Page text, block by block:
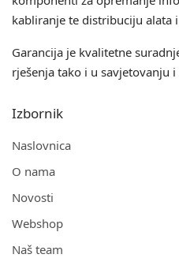
kabliranje te distribuciju alata
Garancija je kvalitetne
rješenja tako i u savjetovanju
Izbornik
Naslovnica
O nama
Novosti
Webshop
Naš team